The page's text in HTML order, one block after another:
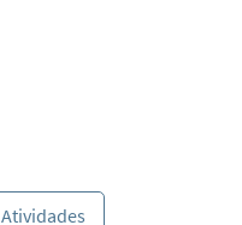
Atividades